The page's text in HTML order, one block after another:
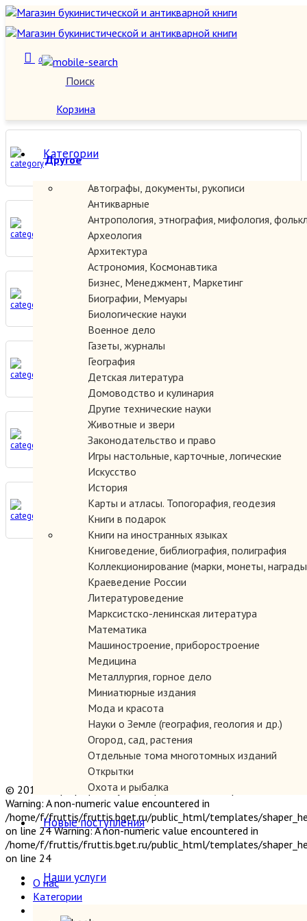
Поиск
0
Корзина
Категории
Автографы, документы, рукописи
Антикварные
Антропология, этнография, мифология,
Археология
Архитектура
Астрономия, Космонавтика
Бизнес, Менеджмент, Маркетинг
Биографии, Мемуары
Биологические науки
Военное дело
Газеты, журналы
География
Детская литература
Домоводство и кулинария
Другие технические науки
Животные и звери
Законодательство и право
Игры настольные, карточные, логические
Искусство
История
Карты и атласы. Топогорафия, геодезия
Книги в подарок
Книги на иностранных языках
Книговедение, библиография, полиграфия
Коллекционирование (марки, монеты,
Краеведение России
Литературоведение
Марксистско-ленинская литература
Математика
Машиностроение, приборостроение
Медицина
Металлургия, горное дело
Миниатюрные издания
Мода и красота
Науки о Земле (география, геология и др.)
Огород, сад, растения
Отдельные тома многотомных изданий
Открытки
Охота и рыбалка
Педагогика
Политология, геополитика, дипломатия
Популярная научно-техническая литература
Промышленность, производство
Путешествия. Географические открытия
Новые поступления
Наши услуги
Краеведение России
Другое
Санкт-Петербург
Урал, Сибирь, Дальний Восток
Центр, Запад, Европейский Север
Юг, Кавказ
© 2019 "Параграф" Покупка и продажа антикварных книг
Warning: A non-numeric value encountered in
/home/f/fruttis/fruttis.bget.ru/public_html/templates/
on line 24 Warning: A non-numeric value encountered in
/home/f/fruttis/fruttis.bget.ru/public_html/templates/
on line 24
О нас
Категории